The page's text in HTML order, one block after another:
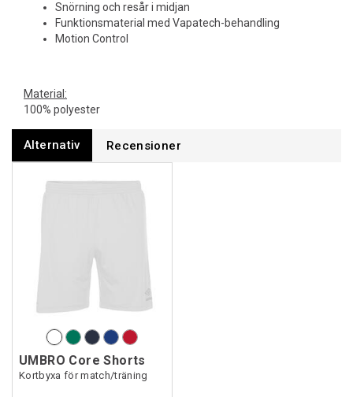
Snörning och resår i midjan
Funktionsmaterial med Vapatech-behandling
Motion Control
Material:
100% polyester
Alternativ Recensioner
UMBRO Core Shorts
Kortbyxa för match/träning